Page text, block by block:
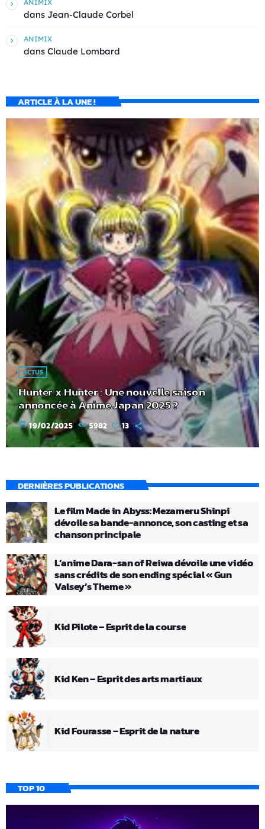
ANIMIX
dans Jean-Claude Corbel
ANIMIX
dans Claude Lombard
ARTICLE À LA UNE !
ACTUS
Hunter x Hunter : Une nouvelle saison
annoncée à Anime Japan 2025 ?
today 19/02/2025 5982 13
DERNIÈRES PUBLICATIONS
Le film Made in Abyss: Mezameru Shinpi
dévoile sa bande-annonce, son casting et sa
chanson principale
L’anime Dara-san of Reiwa dévoile une vidéo
sans crédits de son ending spécial « Gun
Valsey’s Theme »
Kid Pilote – Esprit de la course
Kid Ken – Esprit des arts martiaux
Kid Fourasse – Esprit de la nature
TOP 10